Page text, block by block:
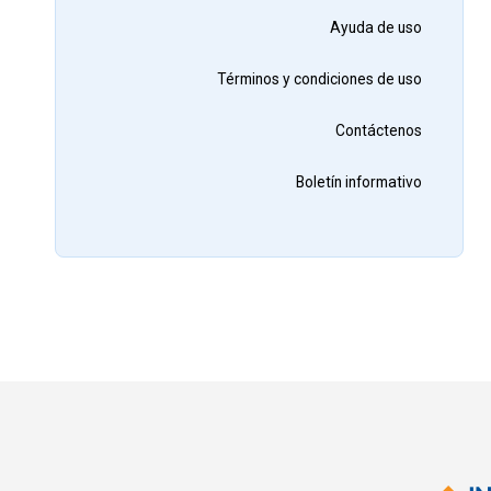
Ayuda de uso
Términos y condiciones de uso
Contáctenos
Boletín informativo